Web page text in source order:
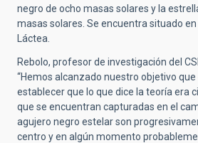
negro de ocho masas solares y la
masas solares. Se encuentra situado en
Láctea.
Rebolo, profesor de investigación del
“Hemos alcanzado nuestro objetivo
establecer que lo que dice la teoría era
que se encuentran capturadas en el
agujero negro estelar son
centro y en algún momento